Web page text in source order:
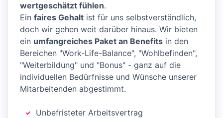
wertgeschätzt fühlen.
Ein faires Gehalt ist für uns selbstverständlich,
doch wir gehen weit darüber hinaus. Wir bieten
ein umfangreiches Paket an Benefits in den
Bereichen "Work-Life-Balance", "Wohlbefinden",
"Weiterbildung" und "Bonus" - ganz auf die
individuellen Bedürfnisse und Wünsche unserer
Mitarbeitenden abgestimmt.
Unbefristeter Arbeitsvertrag